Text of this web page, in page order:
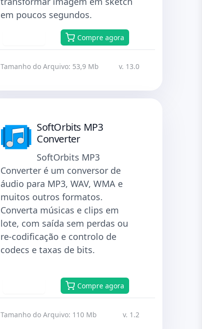
em poucos segundos.
Compre agora
Tamanho do Arquivo: 53,9 Mb v. 13.0
SoftOrbits MP3
Converter
SoftOrbits MP3
Converter é um conversor de
áudio para MP3, WAV, WMA e
muitos outros formatos.
Converta músicas e clips em
lote, com saída sem perdas ou
re-codificação e controlo de
codecs e taxas de bits.
Compre agora
Tamanho do Arquivo: 110 Mb v. 1.2